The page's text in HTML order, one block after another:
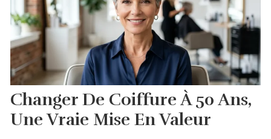
Changer De Coiffure À 50 Ans,
Une Vraie Mise En Valeur